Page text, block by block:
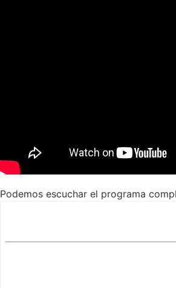
Podemos escuchar el programa